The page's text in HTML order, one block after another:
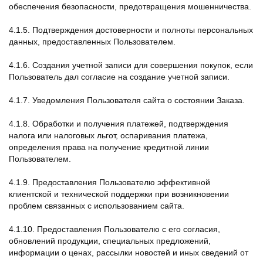
обеспечения безопасности, предотвращения мошенничества.
4.1.5. Подтверждения достоверности и полноты персональных
данных, предоставленных Пользователем.
4.1.6. Создания учетной записи для совершения покупок, если
Пользователь дал согласие на создание учетной записи.
4.1.7. Уведомления Пользователя сайта о состоянии Заказа.
4.1.8. Обработки и получения платежей, подтверждения
налога или налоговых льгот, оспаривания платежа,
определения права на получение кредитной линии
Пользователем.
4.1.9. Предоставления Пользователю эффективной
клиентской и технической поддержки при возникновении
проблем связанных с использованием сайта.
4.1.10. Предоставления Пользователю с его согласия,
обновлений продукции, специальных предложений,
информации о ценах, рассылки новостей и иных сведений от